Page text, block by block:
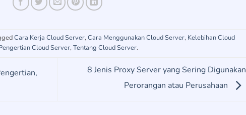
Cara Kerja Cloud Server, Cara Menggunakan Cloud Server, Kelebihan Cloud
Cloud Server, Tentang Cloud Server.
8 Jenis Proxy Server yang Sering Digunakan
Perorangan atau Perusahaan